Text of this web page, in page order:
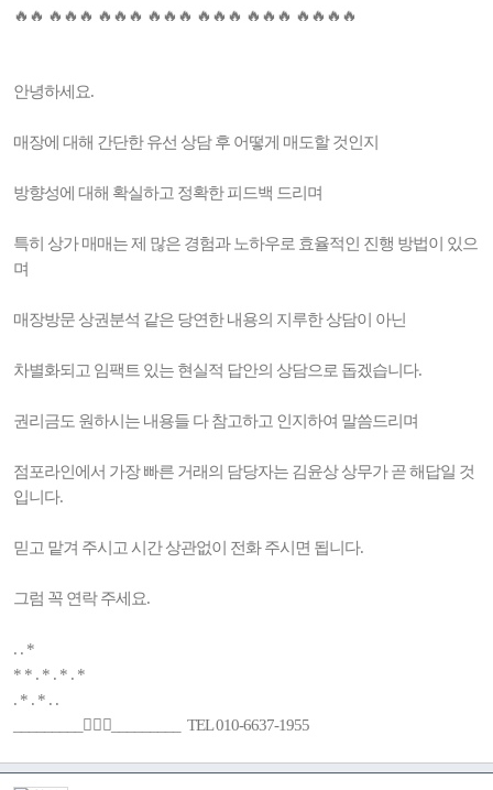
🔥🔥 🔥🔥🔥 🔥🔥🔥 🔥🔥🔥 🔥🔥🔥 🔥🔥🔥 🔥🔥🔥🔥
안녕하세요.
매장에 대해 간단한 유선 상담 후 어떻게 매도할 것인지
방향성에 대해 확실하고 정확한 피드백 드리며
특히 상가 매매는 제 많은 경험과 노하우로 효율적인 진행 방법이 있으
며
매장방문 상권분석 같은 당연한 내용의 지루한 상담이 아닌
차별화되고 임팩트 있는 현실적 답안의 상담으로 돕겠습니다.
권리금도 원하시는 내용들 다 참고하고 인지하여 말씀드리며
점포라인에서 가장 빠른 거래의 담당자는 김윤상 상무가 곧 해답일 것
입니다.
믿고 맡겨 주시고 시간 상관없이 전화 주시면 됩니다.
그럼 꼭 연락 주세요.
. . *
* * . * . * . *
. * . * . .
_________🚶🏻‍♂️_________ TEL 010-6637-1955